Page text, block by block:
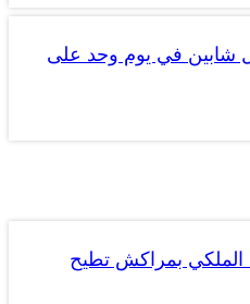
شابين في يوم وحد على
الملكي بمراكش تطيح